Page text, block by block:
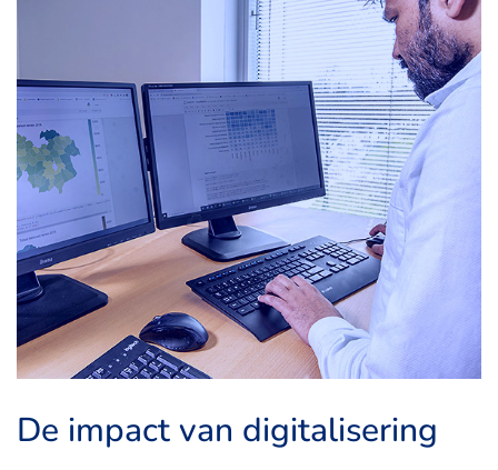
De impact van digitalisering